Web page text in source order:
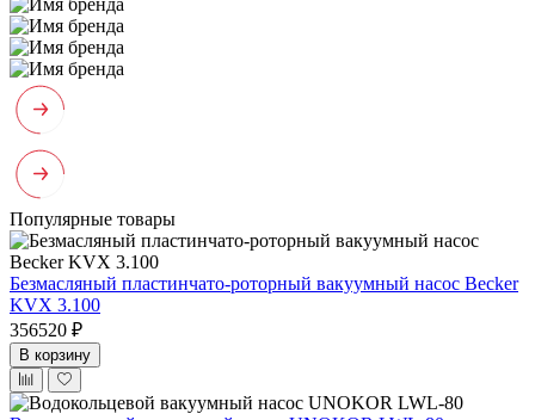
Популярные товары
Безмасляный пластинчато-роторный вакуумный насос Becker
KVX 3.100
356520 ₽
В корзину